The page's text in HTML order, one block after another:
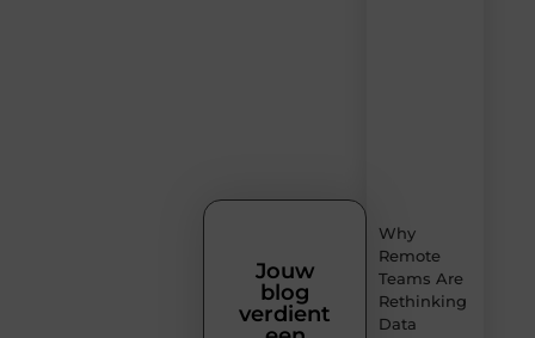
Why
Remote
Teams Are
Rethinking
Data
Jouw
blog
verdient